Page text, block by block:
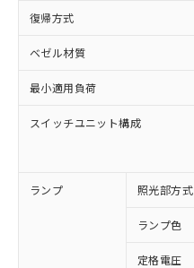
復帰方式
ベゼル材質
最小適用負荷
スイッチユニット構成
ランプ 照光部方式
ランプ色
定格電圧